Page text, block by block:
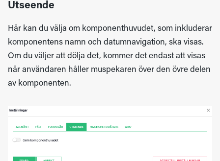
Utseende
Här kan du välja om komponenthuvudet, som inkluderar
komponentens namn och datumnavigation, ska visas.
Om du väljer att dölja det, kommer det endast att visas
när användaren håller muspekaren över den övre delen
av komponenten.